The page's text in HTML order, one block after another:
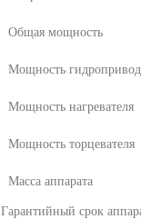
Общая мощность
Мощность
Мощность нагревателя
Мощность торцевателя
Масса аппарата
Гарантийный срок